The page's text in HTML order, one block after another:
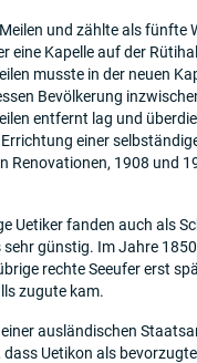
und zählte als fünfte
eine Kapelle auf der
musste in der neuen
Bevölkerung
entfernt lag und
einer
Renovationen, 1908 und
Uetiker fanden auch als
günstig. Im Jahre
rechte Seeufer erst
zugute kam.
ausländischen
Uetikon als